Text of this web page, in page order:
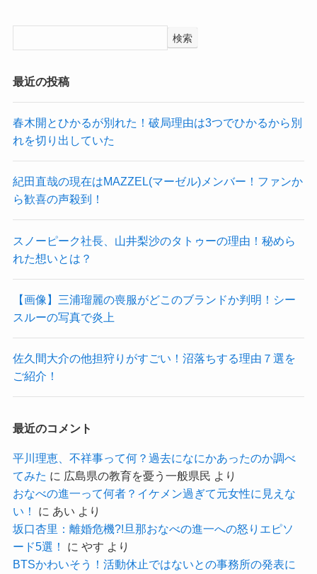
検索
最近の投稿
春木開とひかるが別れた！破局理由は3つでひかるから別
れを切り出していた
紀田直哉の現在はMAZZEL(マーゼル)メンバー！ファンか
ら歓喜の声殺到！
スノーピーク社長、山井梨沙のタトゥーの理由！秘めら
れた想いとは？
【画像】三浦瑠麗の喪服がどこのブランドか判明！シー
スルーの写真で炎上
佐久間大介の他担狩りがすごい！沼落ちする理由７選を
ご紹介！
最近のコメント
平川理恵、不祥事って何？過去になにかあったのか調べ
てみた に 広島県の教育を憂う一般県民 より
おなべの進一って何者？イケメン過ぎて元女性に見えな
い！
に あい より
坂口杏里：離婚危機?!旦那おなべの進一への怒りエピソ
ード5選！
に やす より
BTSかわいそう！活動休止ではないとの事務所の発表に